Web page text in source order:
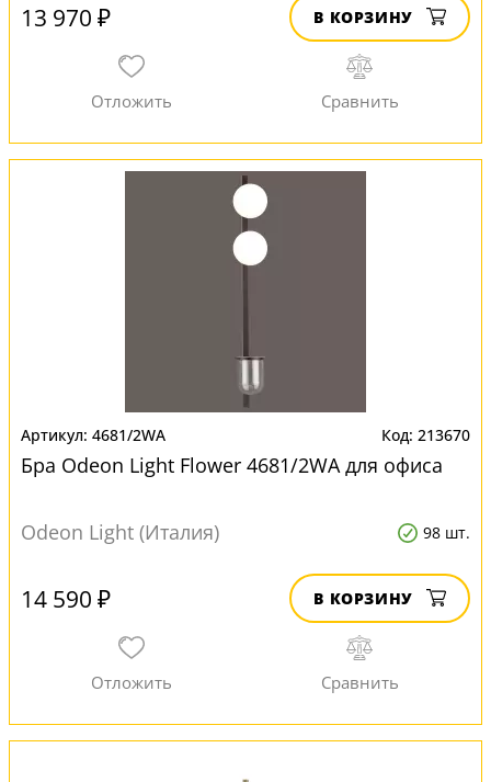
13 970 ₽ В КОРЗИНУ
4681/2WA 213670
Бра Odeon Light Flower 4681/2WA для офиса
Odeon Light (Италия) 98 шт.
14 590 ₽ В КОРЗИНУ